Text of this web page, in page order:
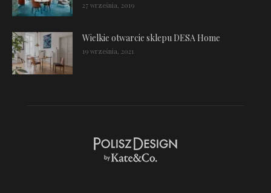
27 września, 2019
Wielkie otwarcie sklepu DESA Home
19 września, 2021